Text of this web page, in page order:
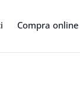
Compra online